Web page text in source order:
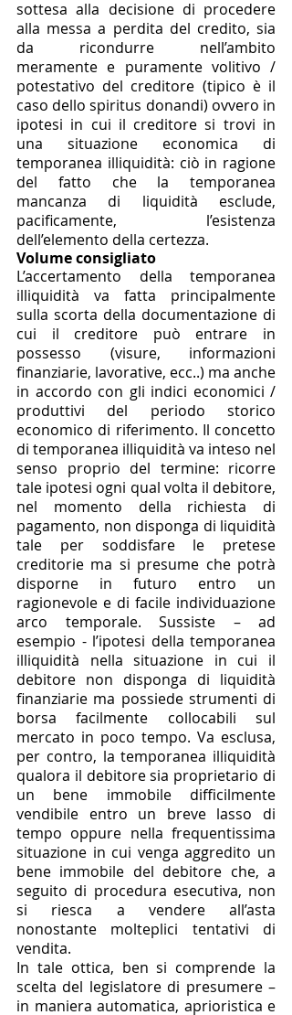
sottesa alla decisione di procedere
alla messa a perdita del credito, sia
da ricondurre nell’ambito
meramente e puramente volitivo /
potestativo del creditore (tipico è il
caso dello spiritus donandi) ovvero in
ipotesi in cui il creditore si trovi in
una situazione economica di
temporanea illiquidità: ciò in ragione
del fatto che la temporanea
mancanza di liquidità esclude,
pacificamente, l’esistenza
dell’elemento della certezza.
Volume consigliato
L’accertamento della temporanea
illiquidità va fatta principalmente
sulla scorta della documentazione di
cui il creditore può entrare in
possesso (visure, informazioni
finanziarie, lavorative, ecc..) ma anche
in accordo con gli indici economici /
produttivi del periodo storico
economico di riferimento. Il concetto
di temporanea illiquidità va inteso nel
senso proprio del termine: ricorre
tale ipotesi ogni qual volta il debitore,
nel momento della richiesta di
pagamento, non disponga di liquidità
tale per soddisfare le pretese
creditorie ma si presume che potrà
disporne in futuro entro un
ragionevole e di facile individuazione
arco temporale. Sussiste – ad
esempio - l’ipotesi della temporanea
illiquidità nella situazione in cui il
debitore non disponga di liquidità
finanziarie ma possiede strumenti di
borsa facilmente collocabili sul
mercato in poco tempo. Va esclusa,
per contro, la temporanea illiquidità
qualora il debitore sia proprietario di
un bene immobile difficilmente
vendibile entro un breve lasso di
tempo oppure nella frequentissima
situazione in cui venga aggredito un
bene immobile del debitore che, a
seguito di procedura esecutiva, non
si riesca a vendere all’asta
nonostante molteplici tentativi di
vendita.
In tale ottica, ben si comprende la
scelta del legislatore di presumere –
in maniera automatica, aprioristica e